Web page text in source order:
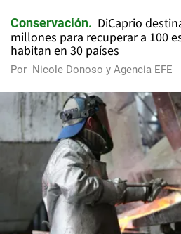
Conservación
DiCaprio
millones para recuperar a 100
habitan en 30 países
Por Nicole Donoso y Agencia EFE